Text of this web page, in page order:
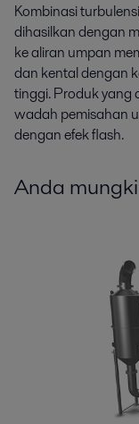
Kombinasi
dihasilkan dengan
ke aliran umpan
dan kental dengan
tinggi. Produk yang
wadah pemisahan
dengan efek flash.
Anda